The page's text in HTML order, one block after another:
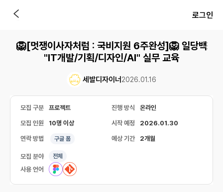
로그인
🦁[멋쟁이사자처럼 : 국비지원 6주완성]🦁 일당백
"IT개발/기획/디자인/AI" 실무 교육
세발디자이너 2026.01.16
모집 구분 프로젝트 진행 방식 온라인
모집 인원 10명 이상 시작 예정 2026.01.30
연락 방법 구글 폼 예상 기간 2개월
모집 분야 전체
사용 언어